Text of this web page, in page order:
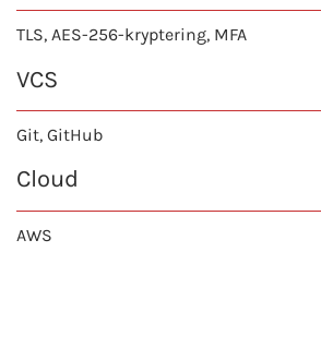
TLS, AES-256-kryptering, MFA
VCS
Git, GitHub
Cloud
AWS